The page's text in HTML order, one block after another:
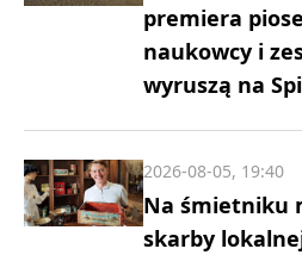
premiera
naukowcy i
wyruszą na
Na śmietniku
skarby
2026-08-05, 19:40